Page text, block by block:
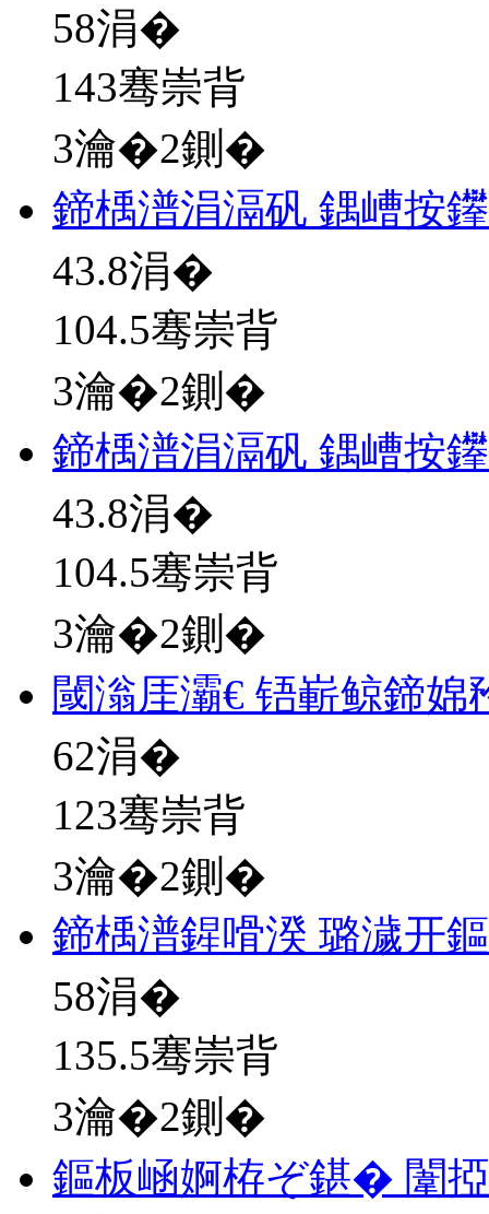
58涓�
143骞崇背
3瀹�2鍘�
鍗楀潽涓滆矾 鍝嶆按
43.8涓�
104.5骞崇背
3瀹�2鍘�
鍗楀潽涓滆矾 鍝嶆按
43.8涓�
104.5骞崇背
3瀹�2鍘�
閾滃厓灞€ 铻嶄鲸鍗
62涓�
123骞崇背
3瀹�2鍘�
鍗楀潽鍟嗗湀 璐濊开
58涓�
135.5骞崇背
3瀹�2鍘�
鏂板崡婀栫ぞ鍖� 闈